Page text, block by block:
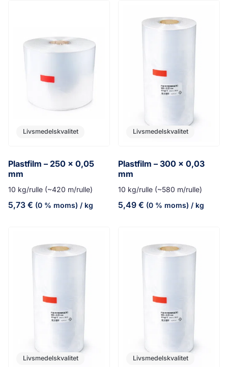
Livsmedelskvalitet
Plastfilm – 250 x 0,05
mm
10 kg/rulle (~420 m/rulle)
5,73 € (0 % moms) / kg
Livsmedelskvalitet
Plastfilm – 300 x 0,03
mm
10 kg/rulle (~580 m/rulle)
5,49 € (0 % moms) / kg
Livsmedelskvalitet Livsmedelskvalitet